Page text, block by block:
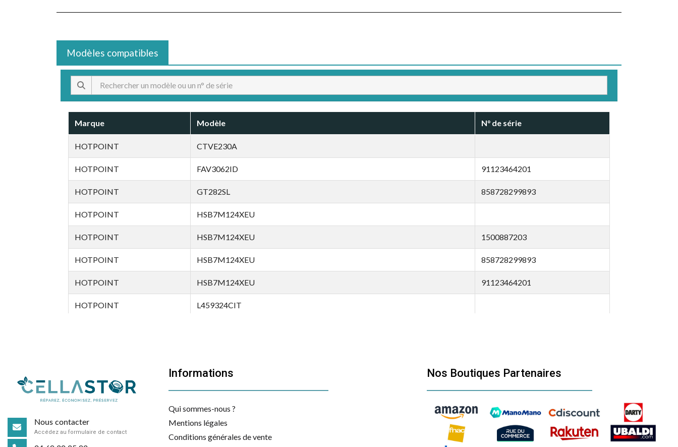
Modèles compatibles
Marque Modèle N° de série
HOTPOINT CTVE230A
HOTPOINT FAV3062ID 91123464201
HOTPOINT GT282SL 858728299893
HOTPOINT HSB7M124XEU
HOTPOINT HSB7M124XEU 1500887203
HOTPOINT HSB7M124XEU 858728299893
HOTPOINT HSB7M124XEU 91123464201
HOTPOINT L459324CIT
L607324SFIT 769991547311
HOTPOINT
HOTPOINT L608319CIT 769991547321
L608319CIT 769991547341
Nous contacter
Accédez au formulaire de contact
Informations
Qui sommes-nous ?
Mentions légales
Conditions générales de vente
Nos Boutiques Partenaires